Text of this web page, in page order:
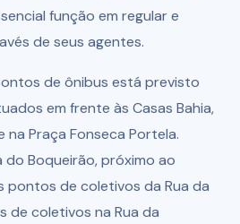
função em regular e
de seus agentes.
de ônibus está previsto
em frente às Casas Bahia,
Praça Fonseca Portela.
do Boqueirão, próximo ao
pontos de coletivos da Rua da
de coletivos na Rua da